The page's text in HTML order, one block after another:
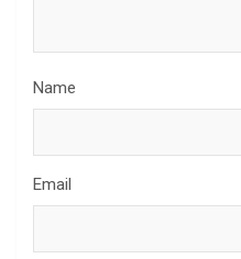
Name
Email